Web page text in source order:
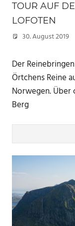
TOUR AUF
LOFOTEN
30. August 2019
Der
Örtchens Reine
Norwegen. Über
Berg